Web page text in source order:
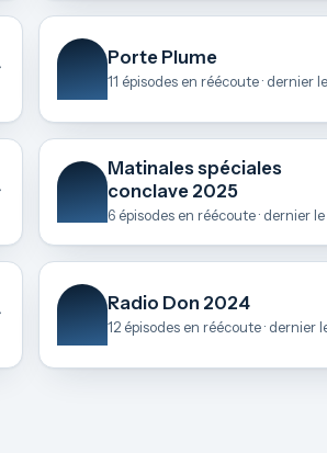
Porte Plume
Matinales spéciales
conclave 2025
Radio Don 2024